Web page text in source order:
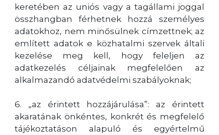
keretében az uniós vagy a tagállami joggal
összhangban férhetnek hozzá személyes
adatokhoz, nem minősülnek címzettnek; az
említett adatok e közhatalmi szervek általi
kezelése meg kell, hogy feleljen az
adatkezelés céljainak megfelelően az
alkalmazandó adatvédelmi szabályoknak;
6. „az érintett hozzájárulása”: az érintett
akaratának önkéntes, konkrét és megfelelő
tájékoztatáson alapuló és egyértelmű